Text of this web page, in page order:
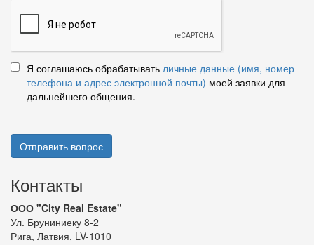
Я соглашаюсь обрабатывать личные данные (имя, номер
телефона и адрес электронной почты) моей заявки для
дальнейшего общения.
Отправить вопрос
Контакты
ООО "City Real Estate"
Ул. Бруниниеку 8-2
Рига, Латвия, LV-1010